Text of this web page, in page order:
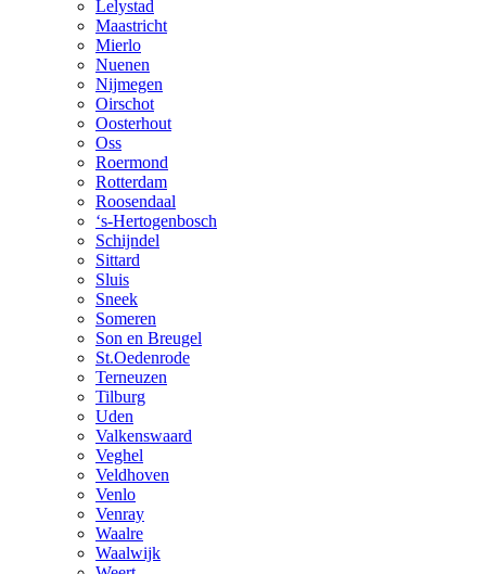
Lelystad
Maastricht
Mierlo
Nuenen
Nijmegen
Oirschot
Oosterhout
Oss
Roermond
Rotterdam
Roosendaal
‘s-Hertogenbosch
Schijndel
Sittard
Sluis
Sneek
Someren
Son en Breugel
St.Oedenrode
Terneuzen
Tilburg
Uden
Valkenswaard
Veghel
Veldhoven
Venlo
Venray
Waalre
Waalwijk